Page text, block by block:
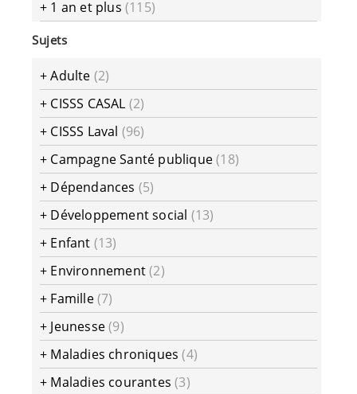
+ 1 an et plus (115)
Sujets
+Adulte (2)
+ CISSS CASAL (2)
+ CISSS Laval (96)
+ Campagne Santé publique(18)
+ Dépendances (5)
+ Développement social (13)
+ Enfant (13)
+ Environnement(2)
+ Famille(7)
+ Jeunesse(9)
+ Maladies chroniques (4)
+ Maladies courantes (3)